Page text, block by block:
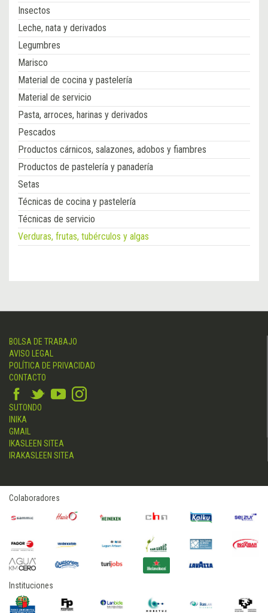
Insectos
Leche, nata y derivados
Legumbres
Marisco
Material de cocina y pastelería
Material de servicio
Pasta, arroces, harinas y derivados
Pescados
Productos cárnicos, salazones, adobos y fiambres
Productos de pastelería y panadería
Setas
Técnicas de cocina y pastelería
Técnicas de servicio
Verduras, frutas, tubérculos y algas
BOLSA DE TRABAJO
AVISO LEGAL
POLÍTICA DE PRIVACIDAD
CONTACTO
SUTONDO
INIKA
GMAIL
IKASLEEN SITEA
IRAKASLEEN SITEA
Colaboradores
Instituciones